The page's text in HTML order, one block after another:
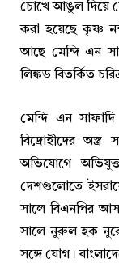
চোখে আঙুল দিয়ে
করা হয়েছে কৃষ্ণ
আছে মেন্দি এন
লিঙ্কড বিতর্কিত
মেন্দি এন সাফাদি
বিদ্রোহীদের
অভিযোগে
দেশগুলোতে
সালে বিএনপির
সালে নুরুল হক
সঙ্গে যোগ।